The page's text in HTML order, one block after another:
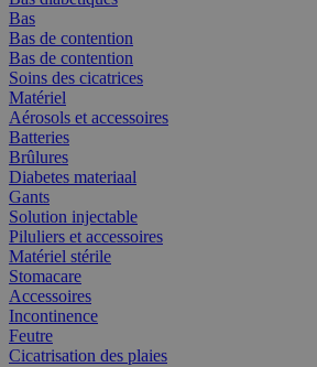
Bas
Bas de contention
Bas de contention
Soins des cicatrices
Matériel
Aérosols et accessoires
Batteries
Brûlures
Diabetes materiaal
Gants
Solution injectable
Piluliers et accessoires
Matériel stérile
Stomacare
Accessoires
Incontinence
Feutre
Cicatrisation des plaies